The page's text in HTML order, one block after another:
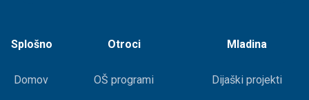
Splošno
Domov
Otroci
OŠ programi
Mladina
Dijaški projekti